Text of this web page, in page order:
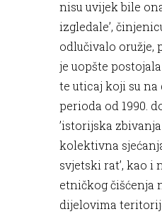
nisu uvijek bile
izgledale’,
odlučivalo oružje,
je uopšte
te uticaj koji su na
perioda od 1990.
’istorijska
kolektivna
svjetski rat’, kao i
etničkog čišćenja
dijelovima